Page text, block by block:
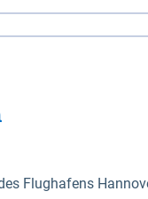
im Osten und
Flughafens